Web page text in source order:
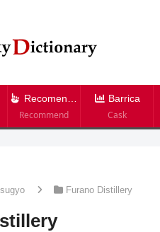
Recomendación
Recommend
Barrica
Cask
Furano Distillery